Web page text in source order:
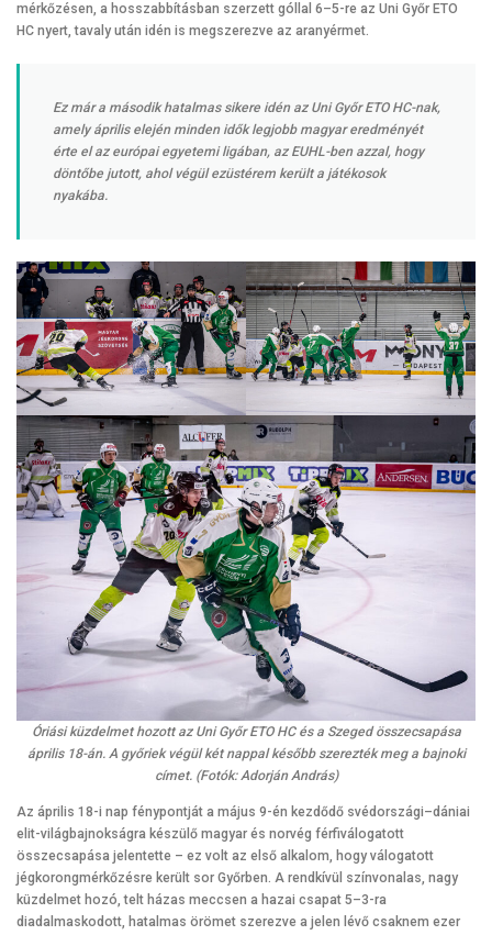
mérkőzésen, a hosszabbításban szerzett góllal 6–5-re az Uni Győr ETO
HC nyert, tavaly után idén is megszerezve az aranyérmet.
Ez már a második hatalmas sikere idén az Uni Győr ETO HC-nak,
amely április elején minden idők legjobb magyar eredményét
érte el az európai egyetemi ligában, az EUHL-ben azzal, hogy
döntőbe jutott, ahol végül ezüstérem került a játékosok
nyakába.
Óriási küzdelmet hozott az Uni Győr ETO HC és a Szeged összecsapása
április 18-án. A győriek végül két nappal később szerezték meg a bajnoki
címet. (Fotók: Adorján András)
Az április 18-i nap fénypontját a május 9-én kezdődő svédországi–dániai
elit-világbajnokságra készülő magyar és norvég férfiválogatott
összecsapása jelentette – ez volt az első alkalom, hogy válogatott
jégkorongmérkőzésre került sor Győrben. A rendkívül színvonalas, nagy
küzdelmet hozó, telt házas meccsen a hazai csapat 5–3-ra
diadalmaskodott, hatalmas örömet szerezve a jelen lévő csaknem ezer